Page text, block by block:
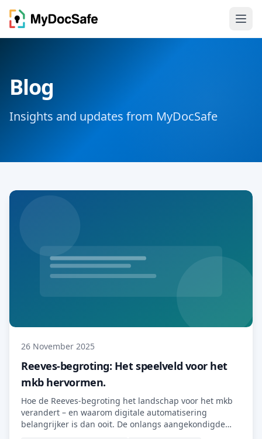
Blog
Insights and updates from MyDocSafe
26 November 2025
Reeves-begroting: Het speelveld voor het
mkb hervormen.
Hoe de Reeves-begroting het landschap voor het mkb
verandert – en waarom digitale automatisering
belangrijker is dan ooit. De onlangs aangekondigde